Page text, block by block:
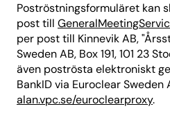
Poströstningsformuläret kan
post till
per post till Kinnevik AB,
Sweden AB, Box 191, 101 23
även poströsta elektroniskt
BankID via Euroclear Sweden
alan.vpc.se/euroclearproxy.